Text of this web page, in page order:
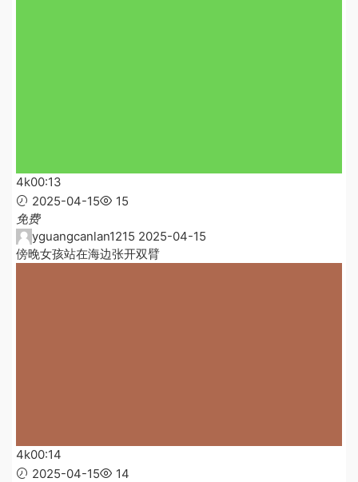
4k00:13
2025-04-15
15
免费
yguangcanlan1215 2025-04-15
傍晚女孩站在海边张开双臂
4k00:14
2025-04-15
14